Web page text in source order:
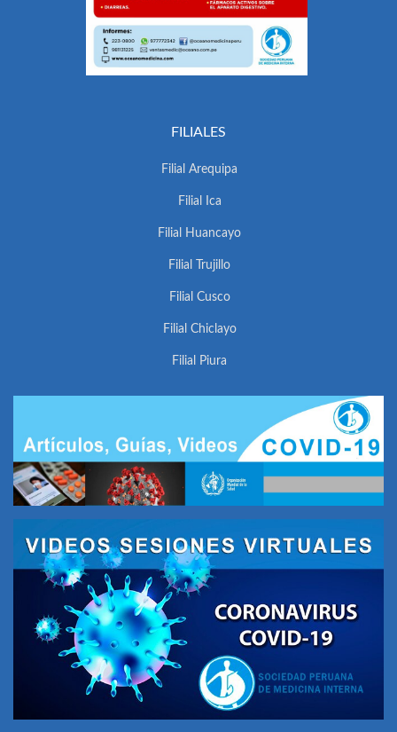
FILIALES
Filial Arequipa
Filial Ica
Filial Huancayo
Filial Trujillo
Filial Cusco
Filial Chiclayo
Filial Piura